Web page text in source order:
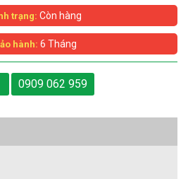
trạng: Còn hàng
hành: 6 Tháng
0909 062 959